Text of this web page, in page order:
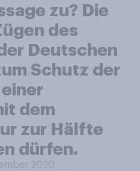
zu? Die
des
Deutschen
Schutz der
einer
dem
zur Hälfte
dürfen.
2020